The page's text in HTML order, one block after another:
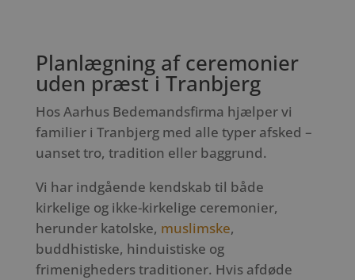
Planlægning af ceremonier
uden præst i Tranbjerg
Hos Aarhus Bedemandsfirma hjælper vi
familier i Tranbjerg med alle typer afsked –
uanset tro, tradition eller baggrund.
Vi har indgående kendskab til både
kirkelige og ikke-kirkelige ceremonier,
herunder katolske, muslimske,
buddhistiske, hinduistiske og
frimenigheders traditioner. Hvis afdøde